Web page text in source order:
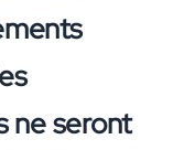
ne seront